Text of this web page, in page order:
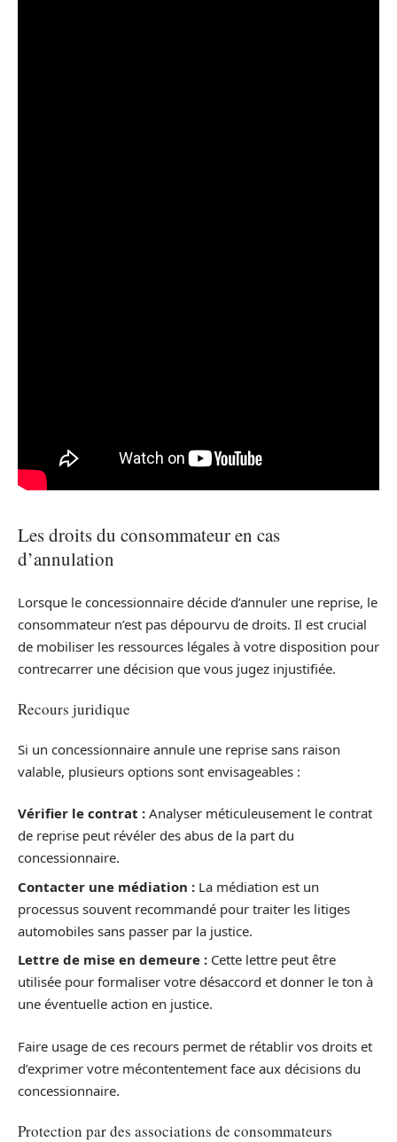
Les droits du consommateur en cas
d’annulation
Lorsque le concessionnaire décide d’annuler une reprise, le
consommateur n’est pas dépourvu de droits. Il est crucial
de mobiliser les ressources légales à votre disposition pour
contrecarrer une décision que vous jugez injustifiée.
Recours juridique
Si un concessionnaire annule une reprise sans raison
valable, plusieurs options sont envisageables :
Vérifier le contrat : Analyser méticuleusement le contrat
de reprise peut révéler des abus de la part du
concessionnaire.
Contacter une médiation : La médiation est un
processus souvent recommandé pour traiter les litiges
automobiles sans passer par la justice.
Lettre de mise en demeure : Cette lettre peut être
utilisée pour formaliser votre désaccord et donner le ton à
une éventuelle action en justice.
Faire usage de ces recours permet de rétablir vos droits et
d’exprimer votre mécontentement face aux décisions du
concessionnaire.
Protection par des associations de consommateurs